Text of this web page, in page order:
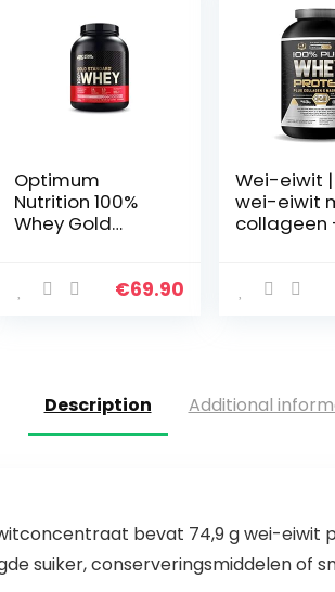
Optimum
Nutrition 100%
Whey Gold
Strawberry, 5lbs
€69.90
Wei-eiwit |
wei-eiwit
collageen
vergroot
Description Additional
bevat 74,9 g wei-
suiker, conserveringsmiddelen of